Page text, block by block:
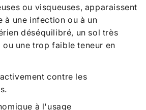
ou visqueuses, apparaissent
à une infection ou à un
déséquilibré, un sol très
une trop faible teneur en
contre les
à l'usage